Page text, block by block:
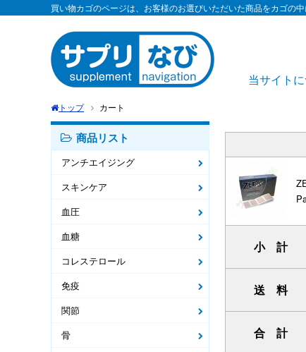
買い物カゴのページは、お客様のお選びいただいた商品をカゴの
当サイト
トップ カート
商品リスト
アンチエイジング
スキンケア
血圧
血糖
コレステロール
免疫
関節
骨
小 計
送 料
合 計